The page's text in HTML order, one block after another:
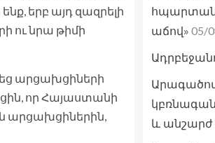
երբ այդ զազրելի
ու նրա թիմի
արցախցիների
որ Հայաստանի
արցախցիներին,
աճով» 05/
և անշարժ